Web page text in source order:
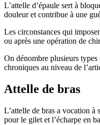
L’attelle d’épaule sert à
douleur et contribue à une
Les circonstances qui
ou après une opération de
On dénombre plusieurs types
chroniques au niveau de
Attelle de bras
L’attelle de bras a vocation à
pour le gilet et l’écharpe en